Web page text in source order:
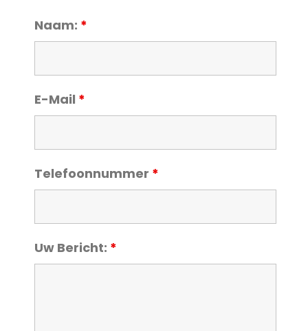
Naam: *
E-Mail *
Telefoonnummer *
Uw Bericht: *